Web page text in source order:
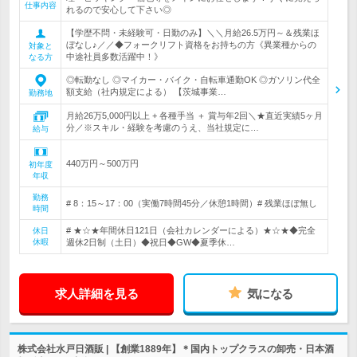
仕事内容
れるので安心して下さい◎
対象と
なる方
【学歴不問・未経験可・日勤のみ】＼＼月給26.5万円～＆残業ほ
ぼなし♪／／◆フォークリフト資格をお持ちの方《異業種からの
中途社員多数活躍中！》
勤務地
◎転勤なし ◎マイカー・バイク・自転車通勤OK ◎ガソリン代全
額支給（社内規定による） 【茨城事業…
給与
月給26万5,000円以上 + 各種手当 ＋ 賞与年2回＼★直近実績5ヶ月
分／※スキル・経験を考慮のうえ、当社規定に…
初年度
年収
440万円～500万円
勤務
時間
# 8：15～17：00（実働7時間45分／休憩1時間）# 残業ほぼ無し
休日
休暇
# ★☆★年間休日121日（会社カレンダーによる）★☆★◆完全
週休2日制（土日）◆祝日◆GW◆夏季休…
求人詳細を見る 気になる
株式会社水戸日酒販 | 【創業1889年】＊国内トップクラスの卸売・日本酒